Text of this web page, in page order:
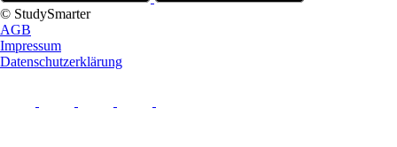
© StudySmarter
AGB
Impressum
Datenschutzerklärung